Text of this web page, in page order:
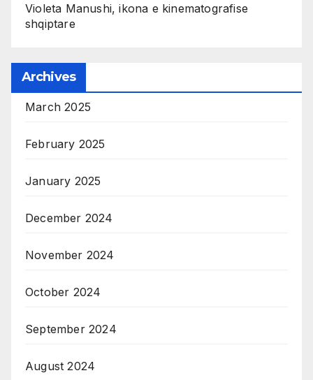
Violeta Manushi, ikona e kinematografise
shqiptare
Archives
March 2025
February 2025
January 2025
December 2024
November 2024
October 2024
September 2024
August 2024